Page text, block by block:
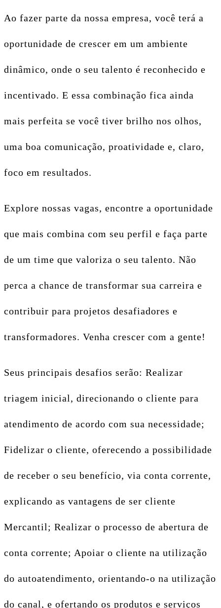
Ao fazer parte da nossa empresa, você terá a
oportunidade de crescer em um ambiente
dinâmico, onde o seu talento é reconhecido e
incentivado. E essa combinação fica ainda
mais perfeita se você tiver brilho nos olhos,
uma boa comunicação, proatividade e, claro,
foco em resultados.
Explore nossas vagas, encontre a oportunidade
que mais combina com seu perfil e faça parte
de um time que valoriza o seu talento. Não
perca a chance de transformar sua carreira e
contribuir para projetos desafiadores e
transformadores. Venha crescer com a gente!
Seus principais desafios serão: Realizar
triagem inicial, direcionando o cliente para
atendimento de acordo com sua necessidade;
Fidelizar o cliente, oferecendo a possibilidade
de receber o seu benefício, via conta corrente,
explicando as vantagens de ser cliente
Mercantil; Realizar o processo de abertura de
conta corrente; Apoiar o cliente na utilização
do autoatendimento, orientando-o na utilização
do canal, e ofertando os produtos e serviços